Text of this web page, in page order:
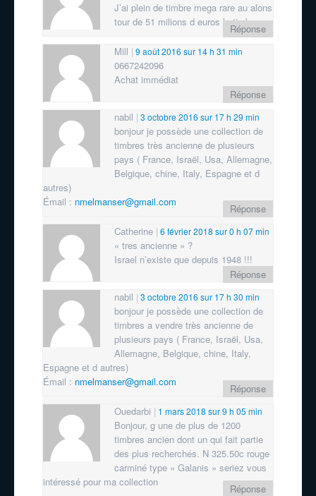
J’ai plein de timbre mega rare au alons
tour de 51 milions d euros le timbre
Réponse
Mill
9 août 2016 sur 14 h 31 min
0667242096
Achat immédiat
Réponse
nabil
3 octobre 2016 sur 17 h 29 min
bonjour je possède une collection de
timbres très ancienne de plusieurs
pays ( France, Israël, Usa, Allemagne,
Belgique, chine, Italy, Espagne et d
autres)
Émail : nmelmanser@gmail.com
Réponse
Catherine 6 février 2018 sur 0 h 07 min
« tres ancienne » ?
Israel n’existe que depuis 1948 !!!
Réponse
nabil
3 octobre 2016 sur 17 h 30 min
bonjour je possède une collection de
timbres a vendre très ancienne de
plusieurs pays ( France, Israël, Usa,
Allemagne, Belgique, chine, Italy,
Espagne et d autres)
Émail : nmelmanser@gmail.com
Réponse
Ouedarbi
1 mars 2018 sur 9 h 05 min
Bonjour, g une de plus de 1200
timbres ancien dont un qui fait partie
des plus recherchés. N 325.50c rouge
carminé type « Galanis » seriez vous
intéressé pour ma collection
Réponse